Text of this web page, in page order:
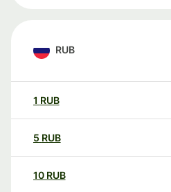
RUB
1 RUB
5 RUB
10 RUB